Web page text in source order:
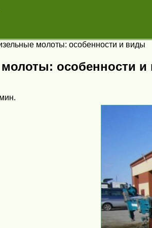
молоты: особенности и виды
особенности